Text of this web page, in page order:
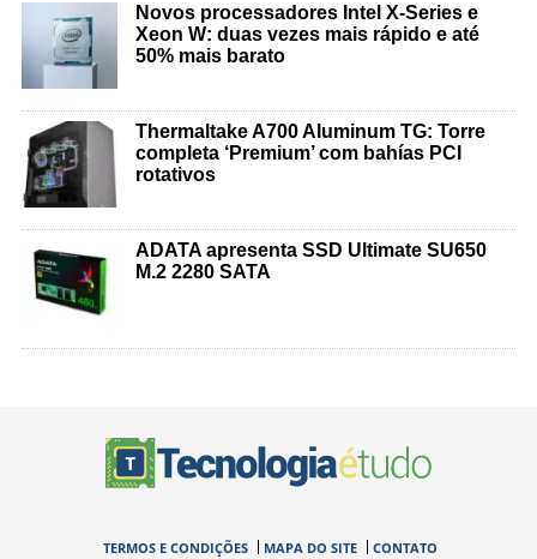
Novos processadores Intel X-Series e
Xeon W: duas vezes mais rápido e até
50% mais barato
Thermaltake A700 Aluminum TG: Torre
completa ‘Premium’ com bahías PCI
rotativos
ADATA apresenta SSD Ultimate SU650
M.2 2280 SATA
TERMOS E CONDIÇÕES MAPA DO SITE CONTATO